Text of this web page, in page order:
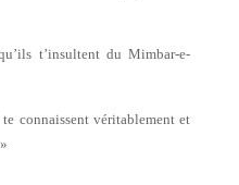
t’insultent du Mimbar-e-
connaissent véritablement et